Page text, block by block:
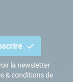
la newsletter
& conditions de